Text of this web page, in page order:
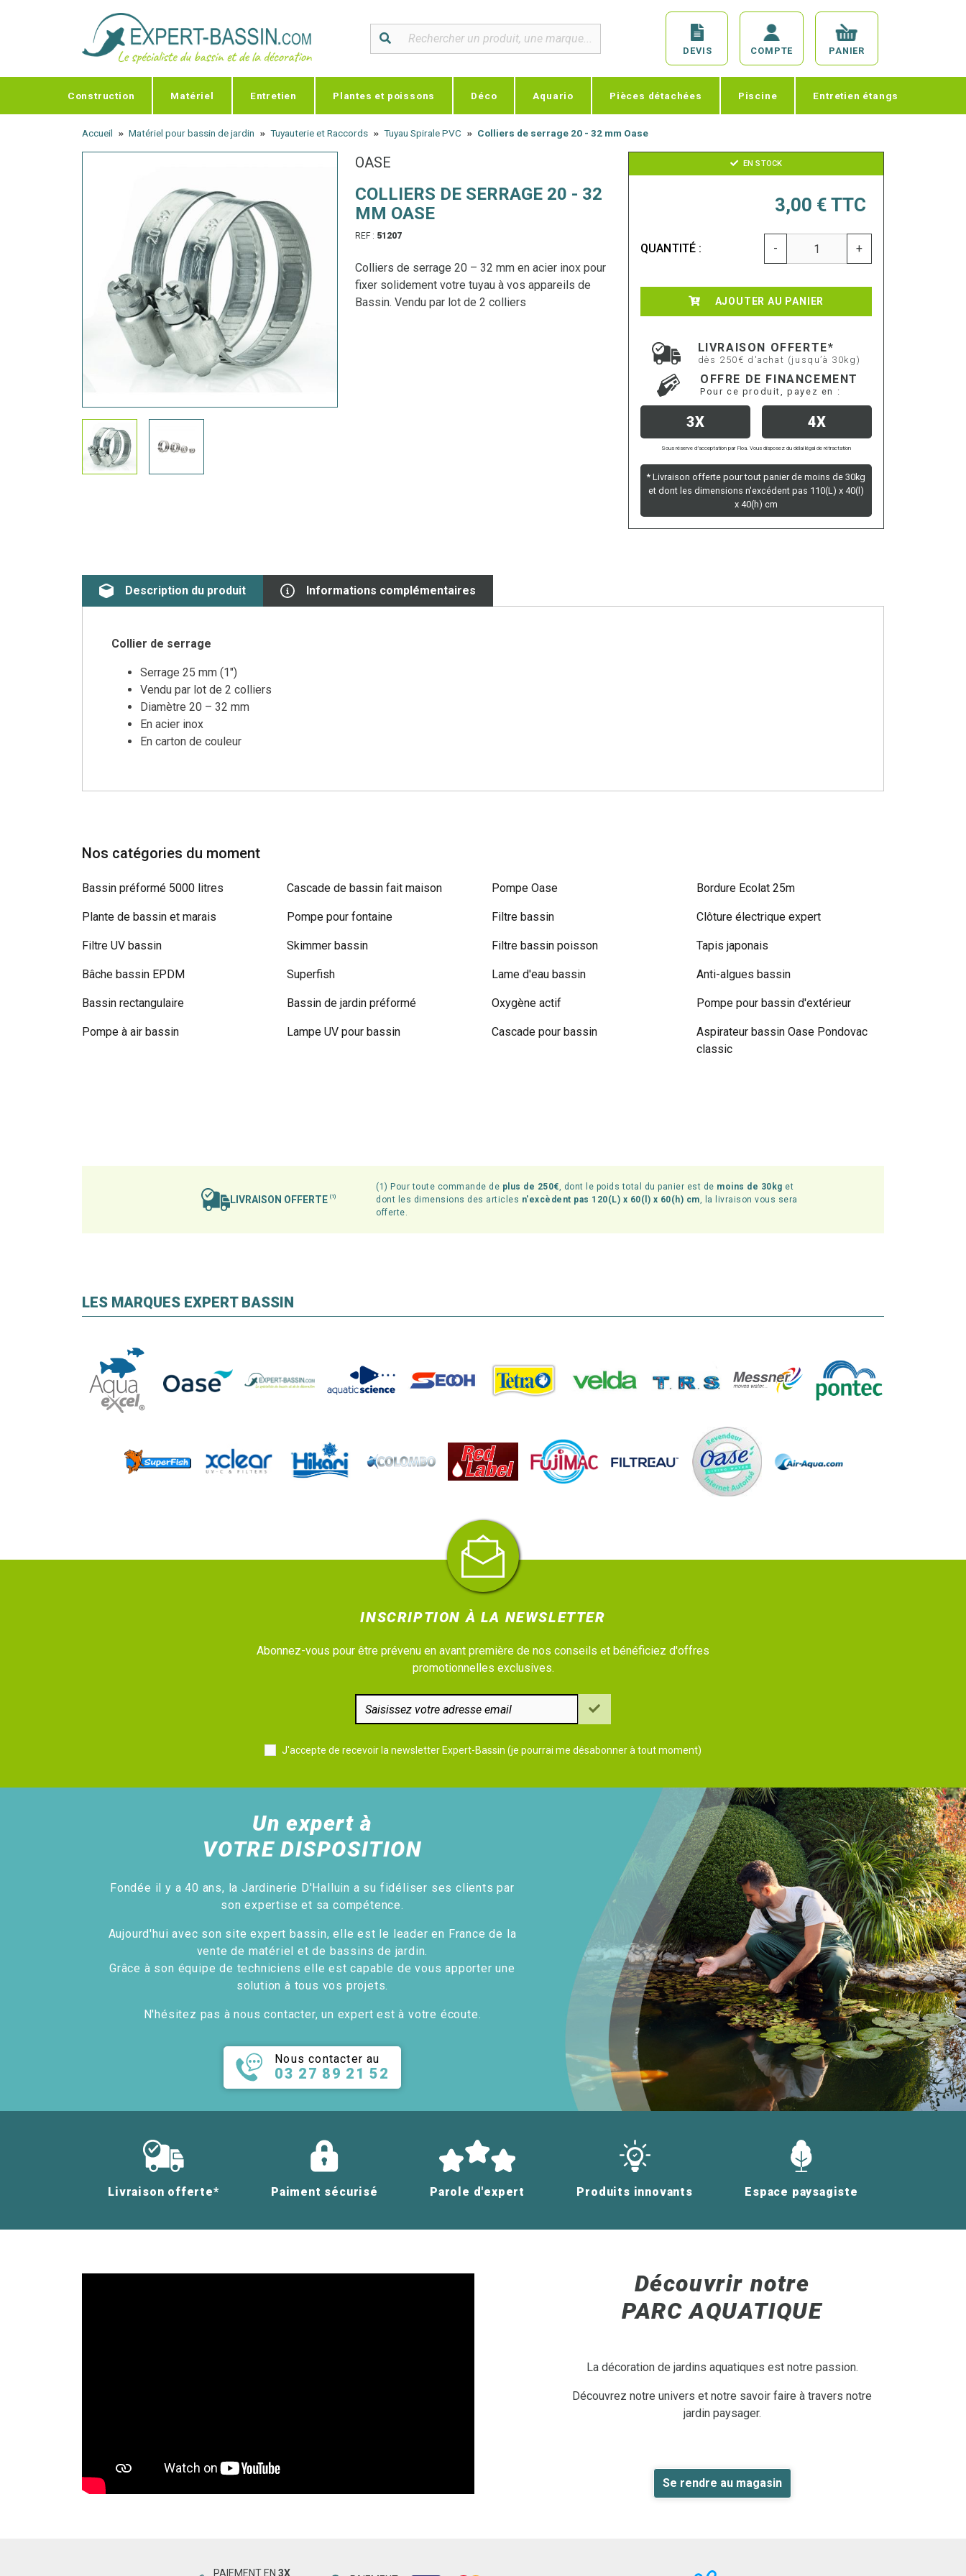
DEVIS COMPTE PANIER
Construction Matériel Entretien Plantes et poissons Déco Aquario Pièces détachées Piscine Entretien étangs
Accueil Matériel pour bassin de jardin Tuyauterie et Raccords Tuyau Spirale PVC Colliers de serrage 20 - 32 mm Oase
OASE
COLLIERS DE SERRAGE 20 - 32
MM OASE
REF : 51207
Colliers de serrage 20 – 32 mm en acier inox pour
fixer solidement votre tuyau à vos appareils de
Bassin. Vendu par lot de 2 colliers
EN STOCK
3,00 € TTC
QUANTITÉ : - +
AJOUTER AU PANIER
LIVRAISON OFFERTE*
dès 250€ d'achat (jusqu’à 30kg)
OFFRE DE FINANCEMENT
Pour ce produit, payez en :
3X 4X
Sous réserve d’acceptation par Floa. Vous disposez du délai légal de rétractation
* Livraison offerte pour tout panier de moins de 30kg
et dont les dimensions n'excédent pas 110(L) x 40(l)
x 40(h) cm
Description du produit Informations complémentaires
Collier de serrage
Serrage 25 mm (1")
Vendu par lot de 2 colliers
Diamètre 20 – 32 mm
En acier inox
En carton de couleur
Nos catégories du moment
Bassin préformé 5000 litres
Plante de bassin et marais
Filtre UV bassin
Bâche bassin EPDM
Bassin rectangulaire
Pompe à air bassin
Cascade de bassin fait maison
Pompe pour fontaine
Skimmer bassin
Superfish
Bassin de jardin préformé
Lampe UV pour bassin
Pompe Oase
Filtre bassin
Filtre bassin poisson
Lame d'eau bassin
Oxygène actif
Cascade pour bassin
Bordure Ecolat 25m
Clôture électrique expert
Tapis japonais
Anti-algues bassin
Pompe pour bassin d'extérieur
Aspirateur bassin Oase Pondovac
classic
LIVRAISON OFFERTE(1)
(1) Pour toute commande de plus de 250€, dont le poids total du panier est de moins de 30kg et
dont les dimensions des articles n'excèdent pas 120(L) x 60(l) x 60(h) cm, la livraison vous sera
offerte.
LES MARQUES EXPERT BASSIN
INSCRIPTION À LA NEWSLETTER
Abonnez-vous pour être prévenu en avant première de nos conseils et bénéficiez d'offres
promotionnelles exclusives.
J'accepte de recevoir la newsletter Expert-Bassin (je pourrai me désabonner à tout moment)
Un expert à
VOTRE DISPOSITION
Fondée il y a 40 ans, la Jardinerie D'Halluin a su fidéliser ses clients par
son expertise et sa compétence.
Aujourd'hui avec son site expert bassin, elle est le leader en France de la
vente de matériel et de bassins de jardin.
Grâce à son équipe de techniciens elle est capable de vous apporter une
solution à tous vos projets.
N'hésitez pas à nous contacter, un expert est à votre écoute.
Nous contacter au
03 27 89 21 52
Livraison offerte* Paiment sécurisé Parole d'expert Produits innovants Espace paysagiste
Découvrir notre
PARC AQUATIQUE
La décoration de jardins aquatiques est notre passion.
Découvrez notre univers et notre savoir faire à travers notre
jardin paysager.
Se rendre au magasin
PAIEMENT EN 3X